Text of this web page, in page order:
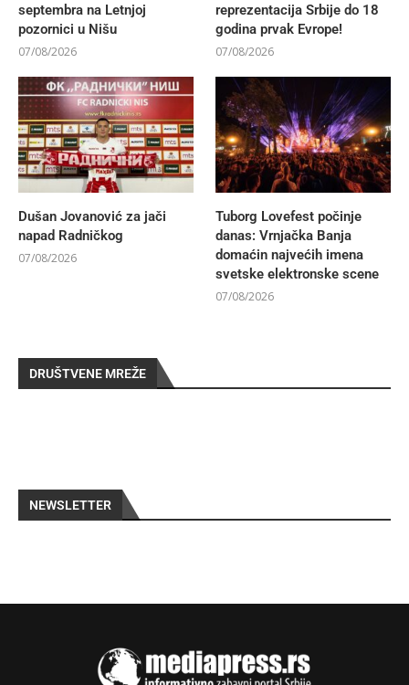
septembra na Letnjoj
pozornici u Nišu
07/08/2026
reprezentacija Srbije do 18
godina prvak Evrope!
07/08/2026
Dušan Jovanović za jači
napad Radničkog
07/08/2026
Tuborg Lovefest počinje
danas: Vrnjačka Banja
domaćin najvećih imena
svetske elektronske scene
07/08/2026
DRUŠTVENE MREŽE
NEWSLETTER